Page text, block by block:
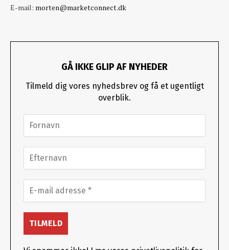
E-mail: morten@marketconnect.dk
GÅ IKKE GLIP AF NYHEDER
Tilmeld dig vores nyhedsbrev og få et ugentligt
overblik.